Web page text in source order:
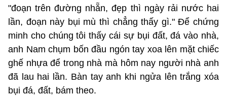
"đoạn trên đường nhẵn, đẹp thì ngày rải nước hai
lần, đoạn này bụi mù thì chẳng thấy gì." Để chứng
minh cho chúng tôi thấy cái sự bụi đất, đá vào nhà,
anh Nam chụm bốn đầu ngón tay xoa lên mặt chiếc
ghế nhựa để trong nhà mà hôm nay người nhà anh
đã lau hai lần. Bàn tay anh khi ngửa lên trắng xóa
bụi đá, đất, bám theo.